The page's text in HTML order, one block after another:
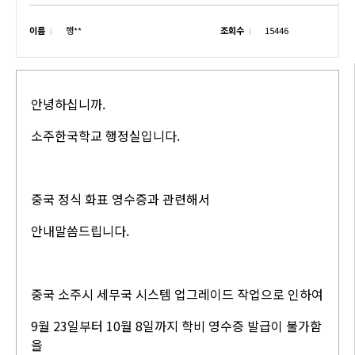
이름 행** 조회수 15446
안녕하십니까.
소주한국학교 행정실입니다.
중국 정식 화표 영수증과 관련해서
안내말씀드립니다.
중국 소주시 세무국 시스템 업그레이드 작업으로 인하여
9월 23일부터 10월 8일까지 학비 영수증 발급이 불가함
을